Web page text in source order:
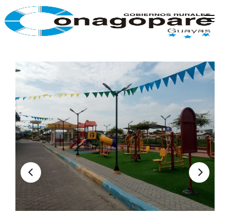
PARROQUIAS
INSTITUCIÓN
TRANSPARENCIA
EJECUCIÓN Y PRESUPUESTO
GESTIÓN ADMINISTRATIVA
Plan Anual Contratación - PAC
Plan Operativo Anual - POA
Gestión Institucional
APLICATIVOS